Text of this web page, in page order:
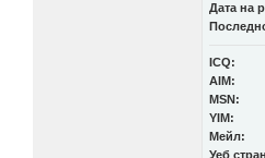
Дата на
ICQ:
AIM:
MSN:
YIM:
Мейл:
Уеб